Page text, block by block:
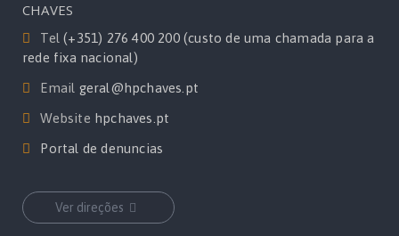
CHAVES
Tel(+351) 276 400 200 (custo de uma chamada para a
rede fixa nacional)
Email geral@hpchaves.pt
Website hpchaves.pt
Portal de denuncias
Ver direções